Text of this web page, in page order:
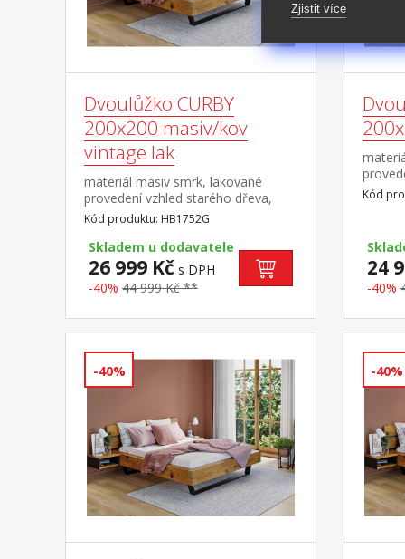
Dvoulůžko CURBY
200x200 masiv/kov
vintage lak
materiál masiv smrk, lakované
provedení vzhled starého dřeva,
rustikální texturovaný povrch černé
kovové nohy, dělené čelo
postele cena bez roštu a matrace,
výška čela 43 cm minimální
doporučená výška matrace 15 cm
Kód produktu: HB1752G
Skladem u dodavatele
26 999 Kč s DPH
-40% 44 999 Kč **
povrch
čelo
cm
Kód
24
-40%
-40% -40%
Zjistit více